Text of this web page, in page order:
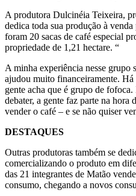
A produtora Dulcinéia Teixeira,
dedica toda sua produção à
foram 20 sacas de café especial
propriedade de 1,21 hectare. “
A minha experiência nesse grupo
ajudou muito financeiramente.
gente acha que é grupo de fofoca.
debater, a gente faz parte na hora
vender o café – e se não quiser
DESTAQUES
Outras produtoras também se
comercializando o produto em
das 21 integrantes de Matão
consumo, chegando a novos